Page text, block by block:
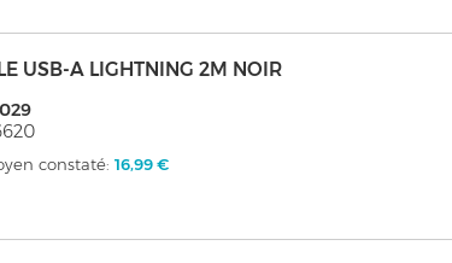
USB-A LIGHTNING 2M NOIR
constaté:16,99 €